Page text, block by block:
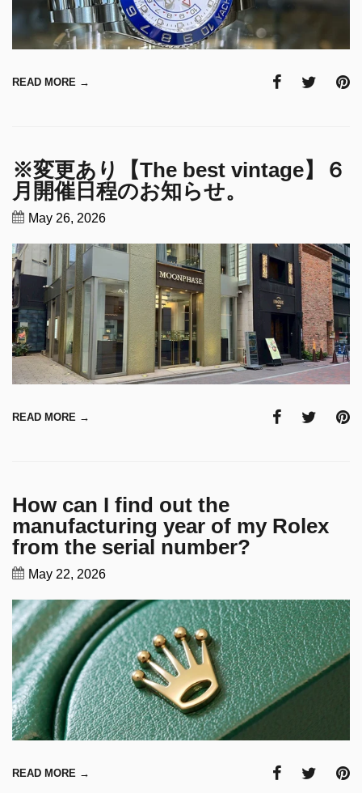
READ MORE →
※変更あり【The best vintage】６
月開催日程のお知らせ。
May 26, 2026
READ MORE →
How can I find out the
manufacturing year of my Rolex
from the serial number?
May 22, 2026
READ MORE →